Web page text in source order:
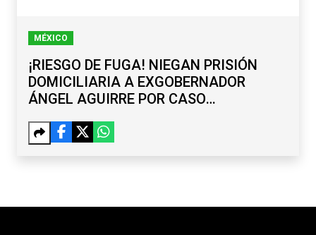
MÉXICO
¡RIESGO DE FUGA! NIEGAN PRISIÓN
DOMICILIARIA A EXGOBERNADOR
ÁNGEL AGUIRRE POR CASO